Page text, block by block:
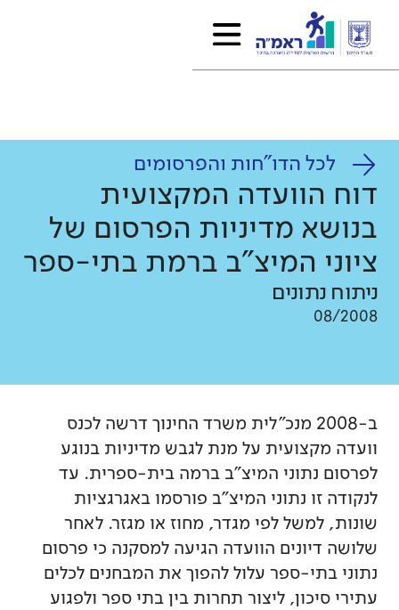
לכל הדו"חות והפרסומים
דוח הוועדה המקצועית
בנושא מדיניות הפרסום של
ציוני המיצ"ב ברמת בתי-ספר
ניתוח נתונים
08/2008
ב-2008 מנכ"לית משרד החינוך דרשה לכנס
וועדה מקצועית על מנת לגבש מדיניות בנוגע
לפרסום נתוני המיצ"ב ברמה בית-ספרית. עד
לנקודה זו נתוני המיצ"ב פורסמו באגרגציות
שונות, למשל לפי מגדר, מחוז או מגזר. לאחר
שלושה דיונים הוועדה הגיעה למסקנה כי פרסום
נתוני בתי-ספר עלול להפוך את המבחנים לכלים
עתירי סיכון, ליצור תחרות בין בתי ספר ולפגוע